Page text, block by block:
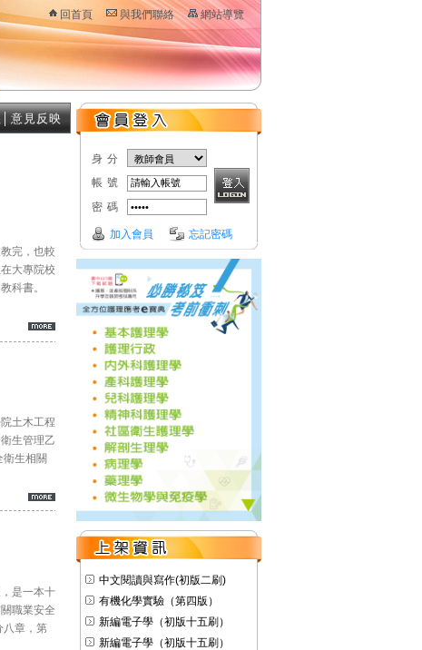
回首頁 與我們聯絡 網站導覽
身分
帳號
密碼
加入會員 忘記密碼
中文閱讀與寫作(初版二刷)
有機化學實驗（第四版）
新編電子學（初版十五刷）
新編電子學（初版十五刷）
意見反映
完，也較
大專院校
科書。
土木工程
生管理乙
生相關
是一本十
職業安全
章，第